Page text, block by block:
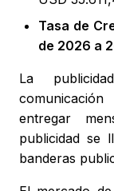
Tasa de
de 2026 a
La
entregar
publicidad se
banderas